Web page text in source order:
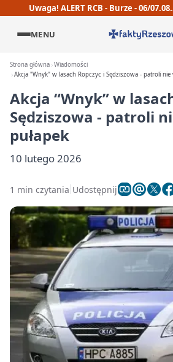
Uwaga! ALERT RCB - Burze - 06/
MENU
Strona główna Wiadomości
Akcja "Wnyk" w lasach Ropczyc i Sędziszowa - patroli nie
Akcja “Wnyk” w
Sędziszowa - patroli
pułapek
10 lutego 2026
1 min czytania Udostępnij